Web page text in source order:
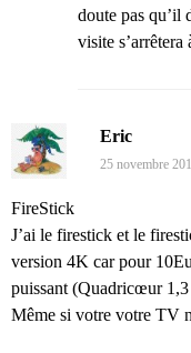
doute pas qu’il
visite s’arrêtera
Eric
25 novembre
FireStick
J’ai le firestick et le
version 4K car pour
puissant (Quadricœur
Même si votre votre TV